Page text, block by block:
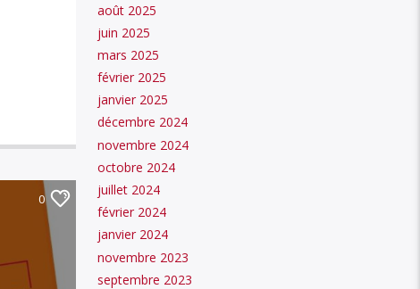
0
août 2025
juin 2025
mars 2025
février 2025
janvier 2025
décembre 2024
novembre 2024
octobre 2024
juillet 2024
février 2024
janvier 2024
novembre 2023
septembre 2023